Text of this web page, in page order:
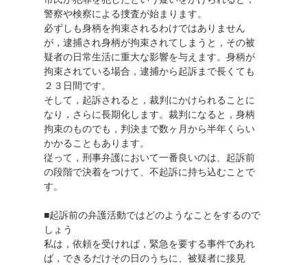
警察や検察による捜査が始まります。
必ずしも身柄を拘束されるわけではありません
が，逮捕され身柄が拘束されてしまうと，その被
疑者の日常生活に重大な影響を与えます。身柄が
拘束されている場合，逮捕から起訴まで長くても
２３日間です。
そして，起訴されると，裁判にかけられることに
なり，さらに長期化します。裁判になると，身柄
拘束のものでも，判決まで数ヶ月から半年くらい
かかることもあります。
従って，刑事弁護において一番良いのは、起訴前
の段階で決着をつけて、不起訴に持ち込むことで
す。
■起訴前の弁護活動ではどのようなことをするので
しょう
私は，依頼を受ければ，緊急を要する事件であれ
ば，できるだけその日のうちに、被疑者に接見